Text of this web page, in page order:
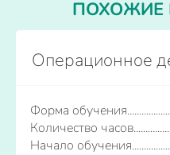
ПОХОЖИЕ
Операционное
Форма обучения
Количество часов
Начало обучения